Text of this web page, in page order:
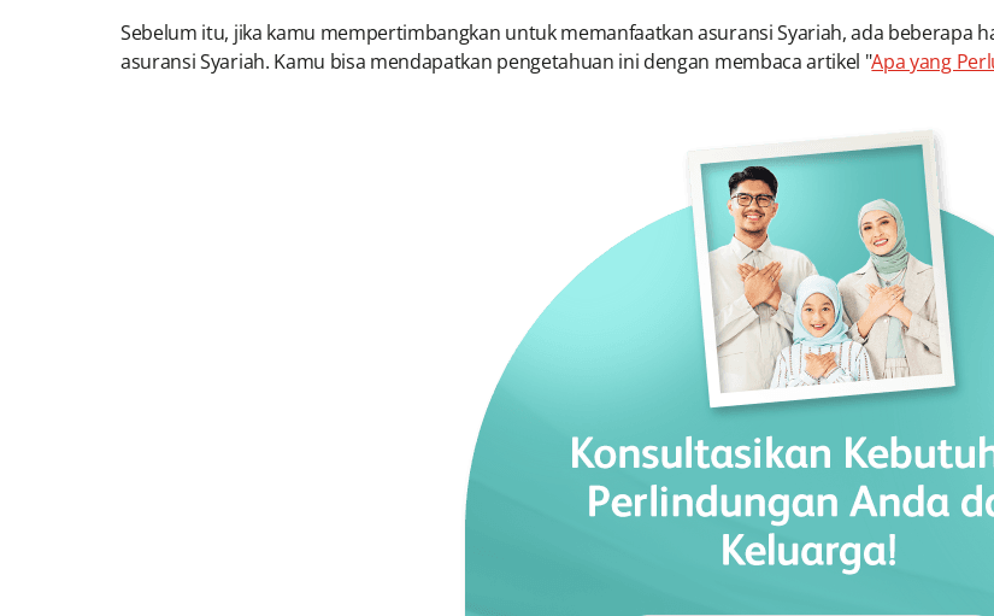
Sebelum itu, jika kamu mempertimbangkan untuk memanfaatkan asuransi Syariah, ada beberapa
asuransi Syariah. Kamu bisa mendapatkan pengetahuan ini dengan membaca artikel "Apa yang